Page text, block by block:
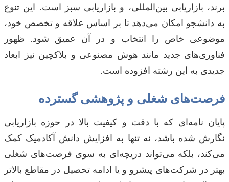
برند، بازاریابی بین‌المللی، و بازاریابی سبز است. این تنوع
به دانشجو امکان می‌دهد تا بر اساس علاقه و تخصص خود،
موضوعی خاص را انتخاب و در آن عمیق شود. ظهور
فناوری‌های جدید مانند هوش مصنوعی و بلاکچین نیز ابعاد
جدیدی به این رشته افزوده است.
فرصت‌های شغلی و پژوهشی گسترده
پایان نامه‌ای که با دقت و کیفیت بالا در حوزه بازاریابی
نگارش شده باشد، نه تنها به افزایش دانش آکادمیک کمک
می‌کند، بلکه می‌تواند دریچه‌ای به سوی فرصت‌های شغلی
بهتر در شرکت‌های پیشرو و یا ادامه تحصیل در مقاطع بالاتر